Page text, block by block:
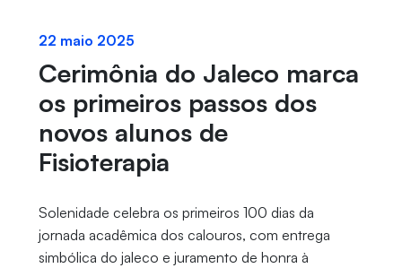
22 maio 2025
Cerimônia do Jaleco marca
os primeiros passos dos
novos alunos de
Fisioterapia
Solenidade celebra os primeiros 100 dias da
jornada acadêmica dos calouros, com entrega
simbólica do jaleco e juramento de honra à